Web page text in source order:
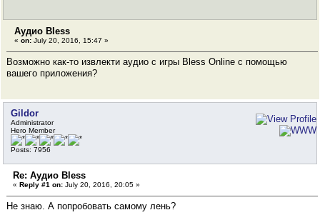
Аудио Bless
« on: July 20, 2016, 15:47 »
Возможно как-то извлекти аудио с игры Bless Online с помощью
вашего приложения?
Gildor
Administrator
Hero Member
Posts: 7956
Re: Аудио Bless
« Reply #1 on: July 20, 2016, 20:05 »
Не знаю. А попробовать самому лень?